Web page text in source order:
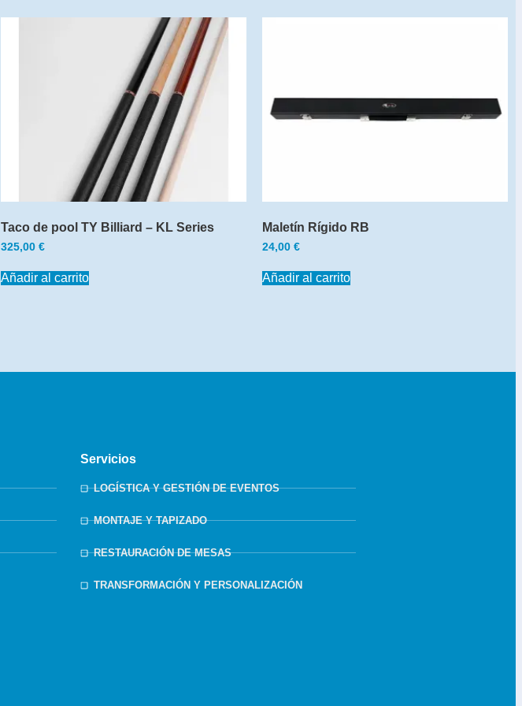
Taco de pool TY Billiard – KL Series
325,00 €
Añadir al carrito
Maletín Rígido RB
24,00 €
Añadir al carrito
Servicios
LOGÍSTICA Y GESTIÓN DE EVENTOS
MONTAJE Y TAPIZADO
RESTAURACIÓN DE MESAS
TRANSFORMACIÓN Y PERSONALIZACIÓN